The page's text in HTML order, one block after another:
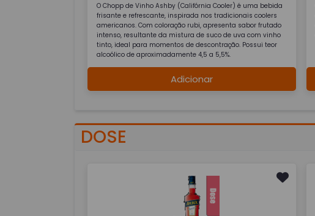
O Chopp de Vinho Ashby (Califórnia Cooler) é uma bebida
frisante e refrescante, inspirada nos tradicionais coolers
americanos. Com coloração rubi, apresenta sabor frutado
intenso, resultante da mistura de suco de uva com vinho
tinto, ideal para momentos de descontração. Possui teor
alcoólico de aproximadamente 4,5 a 5,5%.
Adicionar
DOSE